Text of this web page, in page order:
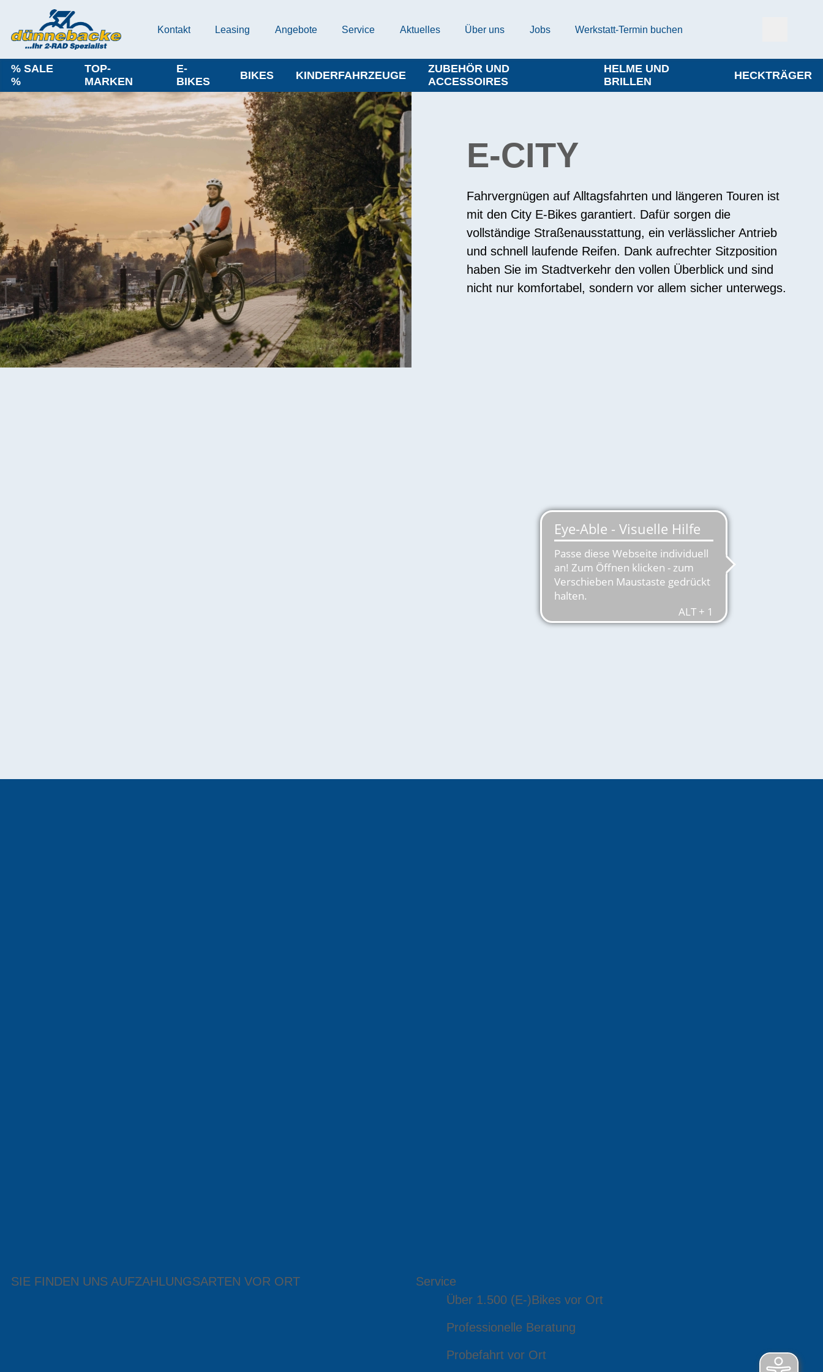
Kontakt Leasing Angebote Service Aktuelles Über uns Jobs Werkstatt-Termin buchen
% SALE
%
TOP-
MARKEN
E-
BIKES
BIKES KINDERFAHRZEUGE
ZUBEHÖR UND
ACCESSOIRES
HELME UND
BRILLEN
HECKTRÄGER
E-CITY
Fahrvergnügen auf Alltagsfahrten und längeren Touren ist
mit den City E-Bikes garantiert. Dafür sorgen die
vollständige Straßenausstattung, ein verlässlicher Antrieb
und schnell laufende Reifen. Dank aufrechter Sitzposition
haben Sie im Stadtverkehr den vollen Überblick und sind
nicht nur komfortabel, sondern vor allem sicher unterwegs.
SIE FINDEN UNS AUFZAHLUNGSARTEN VOR ORT
Service
Über 1.500 (E-)Bikes vor Ort
Professionelle Beratung
Probefahrt vor Ort